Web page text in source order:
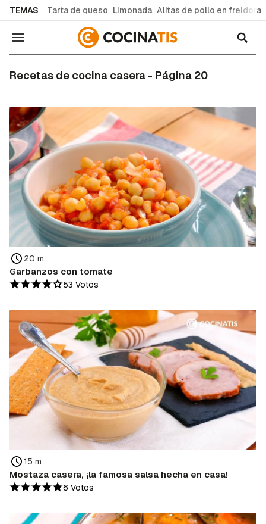
TEMAS Tarta de queso Limonada Alitas de pollo en freidora
Navegación
Recetas de cocina casera - Página 20
20 m
Garbanzos con tomate
53 Votos
15 m
Mostaza casera, ¡la famosa salsa hecha en casa!
6 Votos